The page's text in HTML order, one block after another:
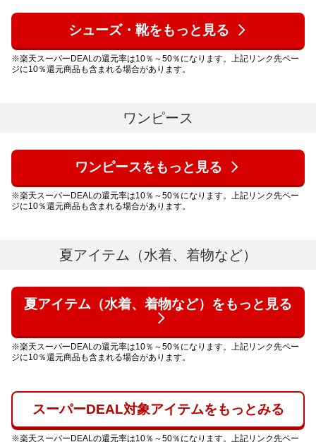
シューズ・靴をもっと見る
※楽天スーパーDEALの還元率は10％～50％になります。上記リンク先ペー
ジに10％還元商品も含まれる場合があります。
ワンピース
ワンピースをもっと見る
※楽天スーパーDEALの還元率は10％～50％になります。上記リンク先ペー
ジに10％還元商品も含まれる場合があります。
夏アイテム​（水着、着物など）​
夏アイテム​（水着、着物など）​をもっと見る
※楽天スーパーDEALの還元率は10％～50％になります。上記リンク先ペー
ジに10％還元商品も含まれる場合があります。
スーパーDEAL対象アイテムをもっとみる
※楽天スーパーDEALの還元率は10％～50％になります。上記リンク先ペー